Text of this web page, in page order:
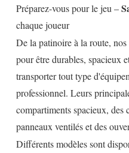
Préparez-vous pour le jeu –
chaque joueur
De la patinoire à la route,
pour être durables, spacieux
transporter tout type
professionnel. Leurs
compartiments spacieux, des
panneaux ventilés et des
Différents modèles sont